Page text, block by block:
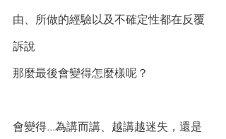
由、所做的經驗以及不確定性都在反覆
訴說
那麼最後會變得怎麼樣呢？
會變得...為講而講、越講越迷失，還是